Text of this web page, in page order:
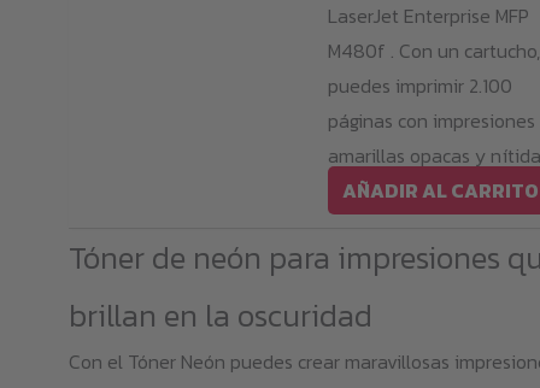
LaserJet Enterprise MFP
M480f . Con un cartucho,
puedes imprimir 2.100
páginas con impresiones
amarillas opacas y
AÑADIR AL CARRITO
Tóner de neón para impresiones
brillan en la oscuridad
Con el Tóner Neón puedes crear maravillosas